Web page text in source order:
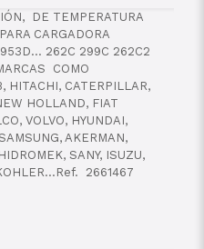
DE TEMPERATURA
CARGADORA
262C 299C 262C2
COMO
HITACHI, CATERPILLAR,
HOLLAND, FIAT
VOLVO, HYUNDAI,
AKERMAN,
SANY, ISUZU,
2661467